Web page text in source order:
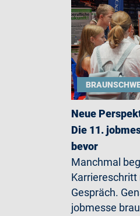
Neue
Die 11.
bevor
Manchmal
Gespräch.
jobmesse